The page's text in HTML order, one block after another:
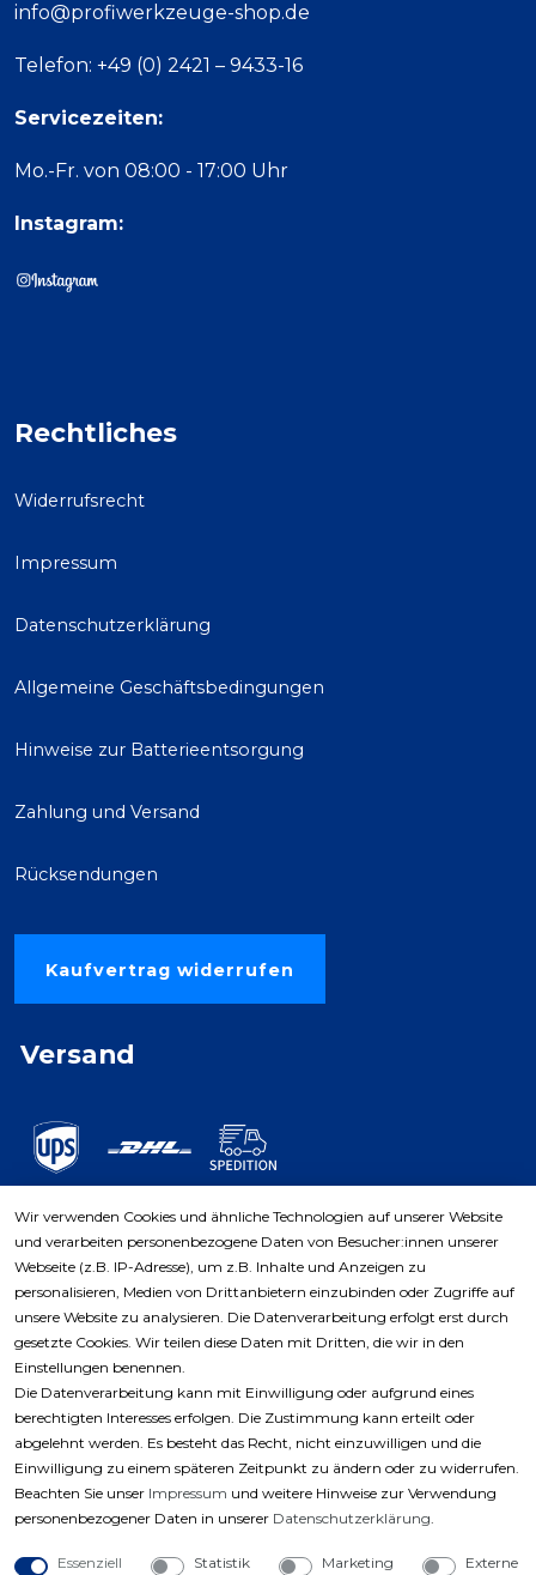
info@profiwerkzeuge-shop.de
Telefon: +49 (0) 2421 – 9433-16
Servicezeiten:
Mo.-Fr. von 08:00 - 17:00 Uhr
Instagram:
Rechtliches
Widerrufsrecht
Impressum
Datenschutzerklärung
Allgemeine Geschäftsbedingungen
Hinweise zur Batterieentsorgung
Zahlung und Versand
Rücksendungen
Kaufvertrag widerrufen
Versand
Zahlungsarten
Wir verwenden Cookies und ähnliche Technologien auf unserer Website
und verarbeiten personenbezogene Daten von Besucher:innen unserer
Webseite (z.B. IP-Adresse), um z.B. Inhalte und Anzeigen zu
personalisieren, Medien von Drittanbietern einzubinden oder Zugriffe auf
unsere Website zu analysieren. Die Datenverarbeitung erfolgt erst durch
gesetzte Cookies. Wir teilen diese Daten mit Dritten, die wir in den
Einstellungen benennen.
Die Datenverarbeitung kann mit Einwilligung oder aufgrund eines
berechtigten Interesses erfolgen. Die Zustimmung kann erteilt oder
abgelehnt werden. Es besteht das Recht, nicht einzuwilligen und die
Einwilligung zu einem späteren Zeitpunkt zu ändern oder zu widerrufen.
Beachten Sie unser Impressum und weitere Hinweise zur Verwendung
personenbezogener Daten in unserer Daten­schutz­erklärung.
Essenziell Statistik Marketing Externe